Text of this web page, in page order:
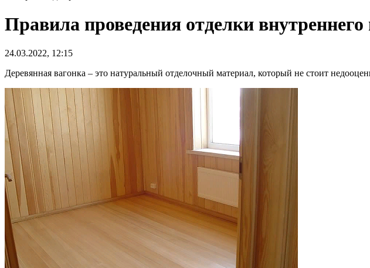
Правила проведения отделки
24.03.2022, 12:15
Деревянная вагонка – это натуральный отделочный материал, который не стоит